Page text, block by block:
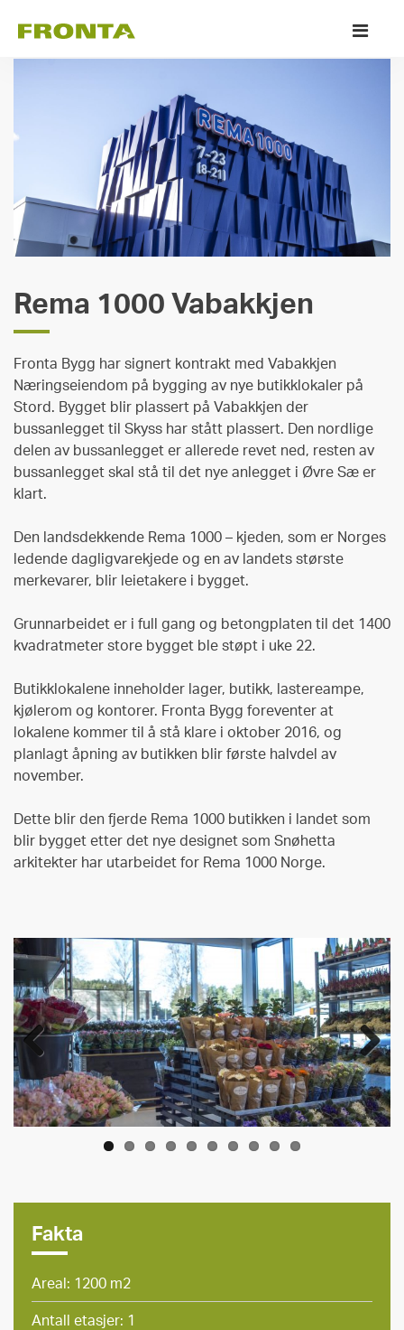
Rema 1000 Vabakkjen
Fronta Bygg har signert kontrakt med Vabakkjen
Næringseiendom på bygging av nye butikklokaler på
Stord. Bygget blir plassert på Vabakkjen der
bussanlegget til Skyss har stått plassert. Den nordlige
delen av bussanlegget er allerede revet ned, resten av
bussanlegget skal stå til det nye anlegget i Øvre Sæ er
klart.
Den landsdekkende Rema 1000 – kjeden, som er Norges
ledende dagligvarekjede og en av landets største
merkevarer, blir leietakere i bygget.
Grunnarbeidet er i full gang og betongplaten til det 1400
kvadratmeter store bygget ble støpt i uke 22.
Butikklokalene inneholder lager, butikk, lastereampe,
kjølerom og kontorer. Fronta Bygg foreventer at
lokalene kommer til å stå klare i oktober 2016, og
planlagt åpning av butikken blir første halvdel av
november.
Dette blir den fjerde Rema 1000 butikken i landet som
blir bygget etter det nye designet som Snøhetta
arkitekter har utarbeidet for Rema 1000 Norge.
Fakta
Areal: 1200 m2
Antall etasjer: 1